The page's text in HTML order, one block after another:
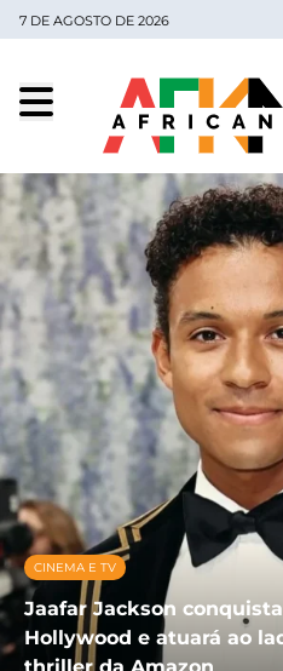
7 DE AGOSTO DE 2026
CINEMA E TV
Jaafar Jackson
Hollywood e atuará ao